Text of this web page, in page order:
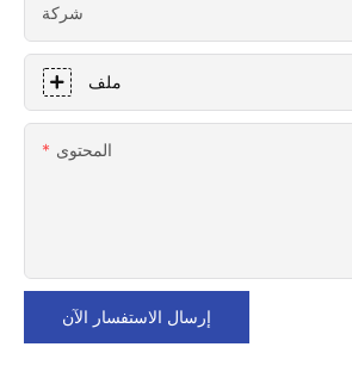
شركة
ملف
المحتوى
إرسال الاستفسار الآن